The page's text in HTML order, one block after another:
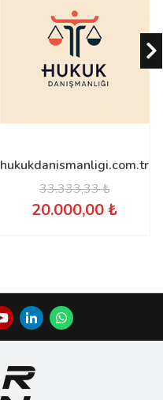
hukukdanismanligi.com.tr
33.333,33 ₺
20.000,00 ₺